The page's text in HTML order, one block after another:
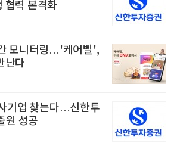
협력 본격화
모니터링…'케어벨',
난다
기업 찾는다…신한투
원 성공